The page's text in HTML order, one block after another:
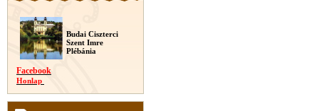
Budai Ciszterci
Szent Imre
Plébánia
Facebook
Honlap